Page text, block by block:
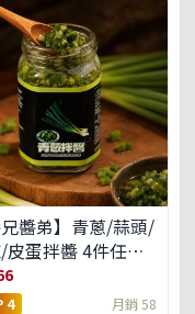
兄醬弟】青蔥/蒜頭/
皮蛋拌醬 4件任選
)
4 月銷 58